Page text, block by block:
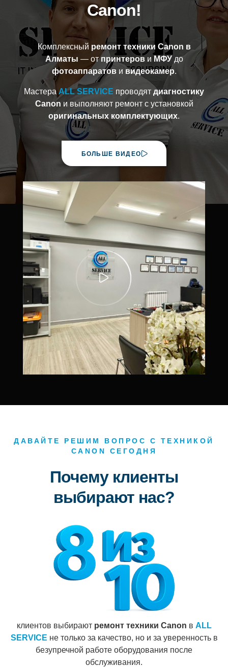
Canon!
Комплексный ремонт техники Canon в
Алматы — отпринтерови МФУдо
фотоаппаратови видеокамер.
Мастера ALL SERVICE проводят диагностику
Canon и выполняют ремонт с установкой
оригинальных комплектующих.
БОЛЬШЕ ВИДЕО
ДАВАЙТЕ РЕШИМ ВОПРОС С ТЕХНИКОЙ
CANON СЕГОДНЯ
Почему клиенты
выбирают нас?
клиентов выбирают ремонт техники Canon в ALL
SERVICE не только за качество, но и за уверенность в
безупречной работе оборудования после
обслуживания.